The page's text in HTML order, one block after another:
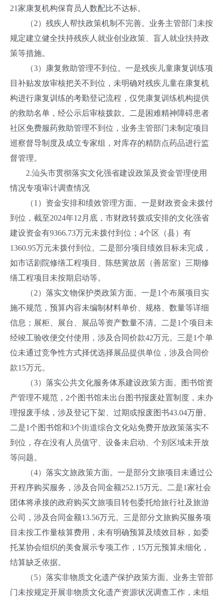
21家康复机构保育员人数配比不达标。
（2）残疾人帮扶政策机制不完善。业务主管部门未按
规定建立健全扶持残疾人就业创业政策、盲人就业扶持政
策等措施。
（3）康复救助管理不到位。一是残疾儿童康复训练项
目补贴发放审核把关不到位，未明确对残疾儿童在康复机
构进行康复训练的考勤登记流程，仅凭康复训练机构提供
的救助名单，经公示后审核拨款。二是困难精神障碍患者
社区免费服药救助管理不到位，业务主管部门未制定项目
巡察督导制度及成立专家组，对库存的精防点药品进行监
督管理。
2.汕头市贯彻落实文化强省建设政策及资金管理使用
情况专项审计调查情况
（1）资金安排和绩效管理方面。一是财政资金未拨付
到位，截至2024年12月底，市财政转拨或安排的文化强省
建设资金有9366.73万元未拨付到位；4个区（县）有
1360.95万元未拨付到位。二是部分项目绩效目标未完成，
如市话剧院修缮工程项目、陈慈黉故居（善居室）三期修
缮工程项目未按期启动等。
（2）落实文物保护类政策方面。一是1个布展项目实
施不规范，预算内容未编制材料单价、规格、数量等详细
信息；展柜、展台、展品等资产数量不清。二是1个项目未
经竣工验收便交付使用，涉及合同价款42万元。三是1个单
位未通过竞争性方式择优选择展品提供单位，涉及合同价
款15万元。
（3）落实公共文化服务体系建设政策方面。图书馆资
产管理不规范，2个图书馆未出台图书报废处置制度，未办
理报废手续，涉及登记下架、过期或报废图书43.04万册。
二是1个图书馆和3个街道综合文化站免费开放政策落实不
到位，存在没有人员值守、设备未启动、个别区域未开放
等问题。
（4）落实文旅政策方面。一是部分文旅项目未通过公
开程序购买服务，涉及合同金额252.15万元。二是1家社会
团体将承接的政府购买文旅项目转包委托给旅行社及旅游
公司，涉及合同金额13.56万元。三是部分文旅购买服务项
目未按工作量核算费用，未有明确预算及绩效目标，如委
托某协会组织的美食展示专项工作，15万元预算未细化，
结算缺乏依据。
（5）落实非物质文化遗产保护政策方面。业务主管部
门未按规定开展非物质文化遗产资源状况调查工作，未组